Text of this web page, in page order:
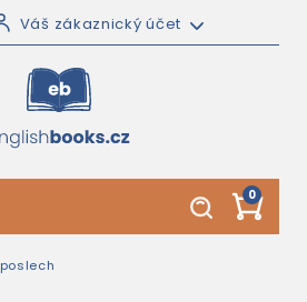
Váš zákaznický účet
0
poslech